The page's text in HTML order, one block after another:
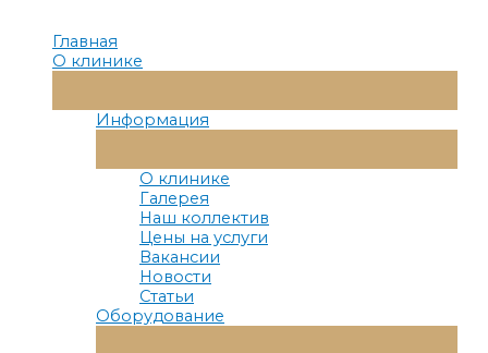
Главная
О клинике
Меню
Информация
Меню
О клинике
Галерея
Наш коллектив
Цены на услуги
Вакансии
Новости
Статьи
Оборудование